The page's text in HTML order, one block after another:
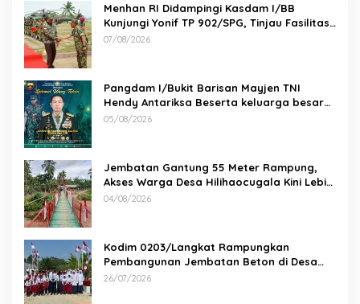
Menhan RI Didampingi Kasdam I/BB
Kunjungi Yonif TP 902/SPG, Tinjau Fasilitas
dan Beri Motivasi Prajurit
07/08/2026
Pangdam I/Bukit Barisan Mayjen TNI
Hendy Antariksa Beserta keluarga besar
Kodam I/BB Mengucapkan : Selamat Ulang
05/08/2026
Jembatan Gantung 55 Meter Rampung,
Akses Warga Desa Hilihaocugala Kini Lebih
Aman
04/08/2026
Kodim 0203/Langkat Rampungkan
Pembangunan Jembatan Beton di Desa
Paluh Manis
26/07/2026